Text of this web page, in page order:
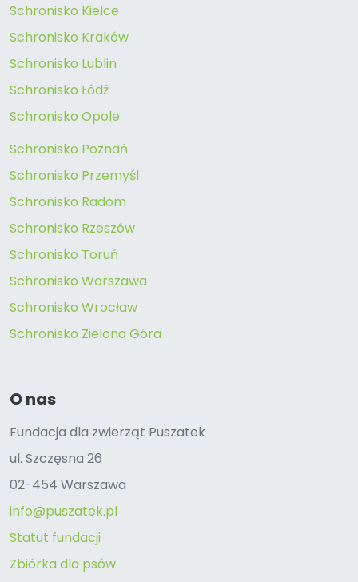
Schronisko Kielce
Schronisko Kraków
Schronisko Lublin
Schronisko Łódź
Schronisko Opole
Schronisko Poznań
Schronisko Przemyśl
Schronisko Radom
Schronisko Rzeszów
Schronisko Toruń
Schronisko Warszawa
Schronisko Wrocław
Schronisko Zielona Góra
O nas
Fundacja dla zwierząt Puszatek
ul. Szczęsna 26
02-454 Warszawa
info@puszatek.pl
Statut fundacji
Zbiórka dla psów